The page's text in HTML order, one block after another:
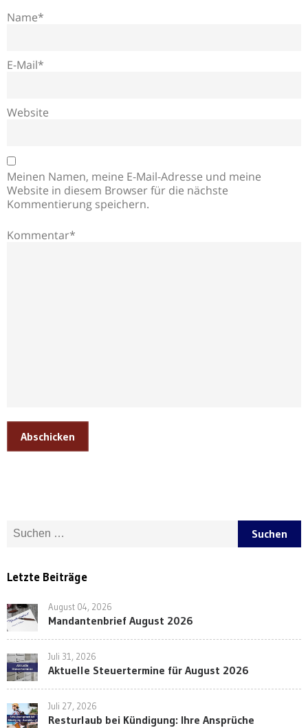
Name*
E-Mail*
Website
Meinen Namen, meine E-Mail-Adresse und meine
Website in diesem Browser für die nächste
Kommentierung speichern.
Kommentar*
Abschicken
Suche nach:
Letzte Beiträge
August 04, 2026
Mandantenbrief August 2026
Juli 31, 2026
Aktuelle Steuertermine für August 2026
Juli 27, 2026
Resturlaub bei Kündigung: Ihre Ansprüche